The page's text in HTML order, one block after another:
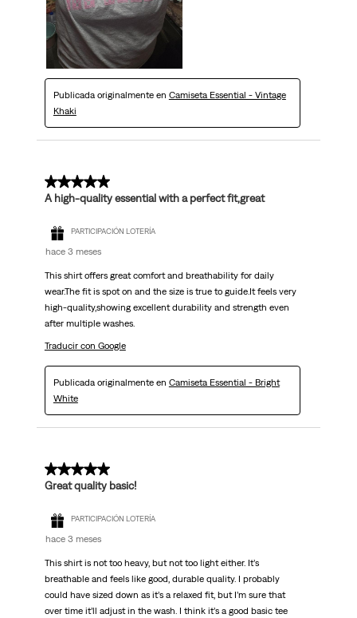
Publicada originalmente en Camiseta Essential - Vintage
Khaki
5 de 5 estrellas.
A high-quality essential with a perfect fit,great
PARTICIPACIÓN LOTERÍA
hace 3 meses
This shirt offers great comfort and breathability for daily
wear.The fit is spot on and the size is true to guide.It feels very
high-quality,showing excellent durability and strength even
after multiple washes.
Traducir con Google
Publicada originalmente en Camiseta Essential - Bright
White
5 de 5 estrellas.
Great quality basic!
PARTICIPACIÓN LOTERÍA
hace 3 meses
This shirt is not too heavy, but not too light either. It’s
breathable and feels like good, durable quality. I probably
could have sized down as it’s a relaxed fit, but I’m sure that
over time it’ll adjust in the wash. I think it’s a good basic tee